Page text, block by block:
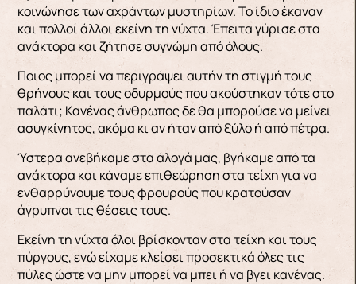
κοινώνη­σε των αχράντων μυστηρίων. Το ίδιο έκαναν
και πολλοί άλλοι εκείνη τη νύχτα. Έπειτα γύρισε στα
ανάκτορα και ζήτησε συγνώμη από όλους.
Ποιος μπορεί να περιγράψει αυτήν τη στιγμή τους
θρή­νους και τους οδυρμούς που ακούστηκαν τότε στο
παλάτι; Κανένας άνθρωπος δε θα μπορούσε να μείνει
ασυγκίνητος, ακόμα κι αν ήταν από ξύλο ή από πέτρα.
Ύστερα ανεβήκαμε στα άλογά μας, βγήκαμε από τα
ανάκτορα και κάναμε επιθεώρηση στα τεί­χη για να
ενθαρρύνουμε τους φρουρούς που κρα­τούσαν
άγρυπνοι τις θέσεις τους.
Εκείνη τη νύχτα όλοι βρίσκονταν στα τείχη και τους
πύργους, ενώ είχαμε κλείσει προσεκτικά όλες τις
πύλες ώστε να μην μπορεί να μπει ή να βγει κανένας.